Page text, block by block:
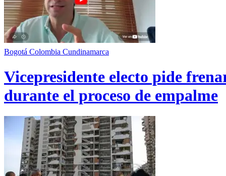
Bogotá Colombia Cundinamarca
Vicepresidente electo pide
durante el proceso de empalme